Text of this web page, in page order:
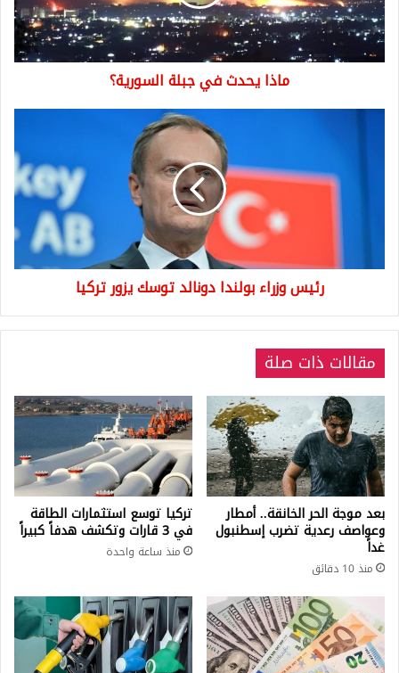
ماذا يحدث في جبلة السورية؟
رئيس
رئيس وزراء بولندا دونالد توسك يزور تركيا
مقالات ذات صلة
بعد موجة الحر الخانقة.. أمطار
وعواصف رعدية تضرب إسطنبول
غداً
منذ 10 دقائق
تركيا توسع استثمارات الطاقة
في 3 قارات وتكشف هدفاً كبيراً
منذ ساعة واحدة